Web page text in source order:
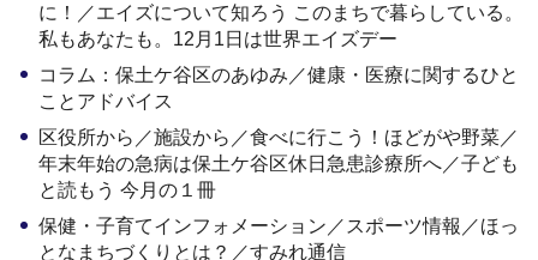
に！／エイズについて知ろう このまちで暮らしている。
私もあなたも。12月1日は世界エイズデー
コラム：保土ケ谷区のあゆみ／健康・医療に関するひと
ことアドバイス
区役所から／施設から／食べに行こう！ほどがや野菜／
年末年始の急病は保土ケ谷区休日急患診療所へ／子ども
と読もう 今月の１冊
保健・子育てインフォメーション／スポーツ情報／ほっ
となまちづくりとは？／すみれ通信